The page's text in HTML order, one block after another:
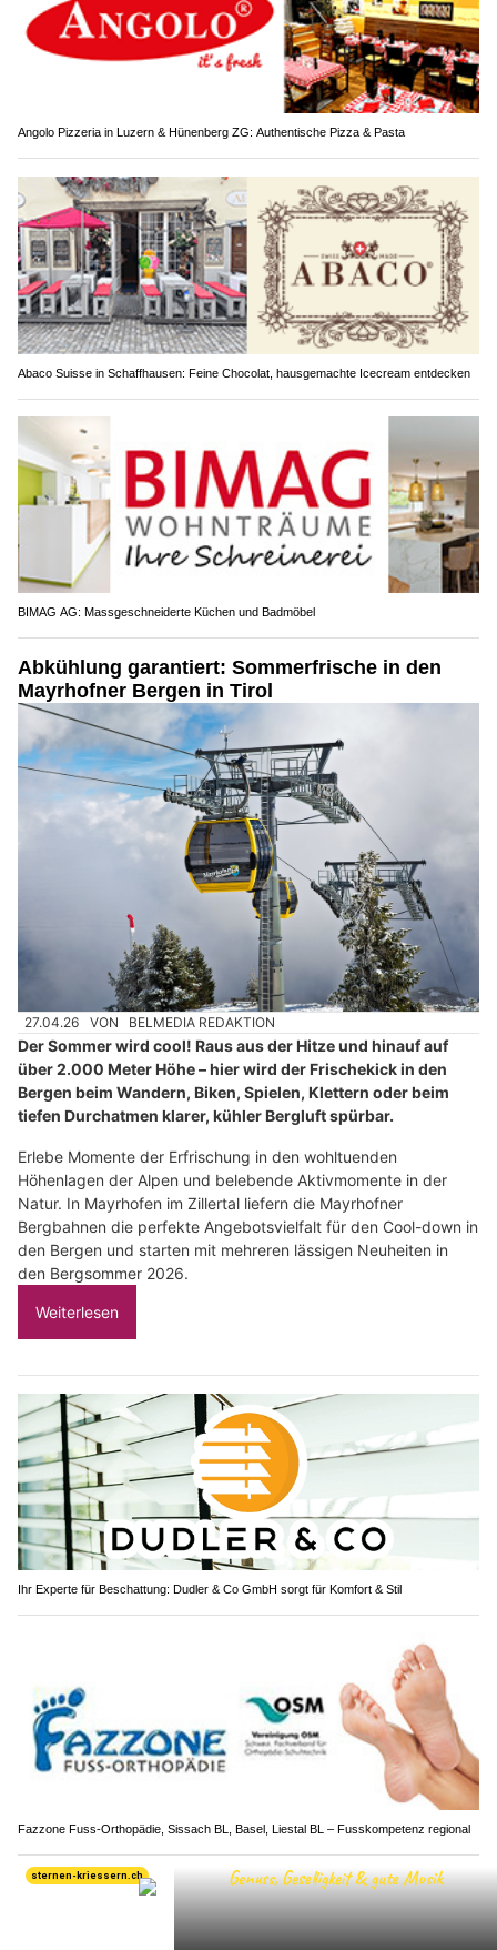
Angolo Pizzeria in Luzern & Hünenberg ZG: Authentische Pizza & Pasta
Abaco Suisse in Schaffhausen: Feine Chocolat, hausgemachte Icecream entdecken
BIMAG AG: Massgeschneiderte Küchen und Badmöbel
Abkühlung garantiert: Sommerfrische in den
Mayrhofner Bergen in Tirol
27.04.26 VON BELMEDIA REDAKTION
Der Sommer wird cool! Raus aus der Hitze und hinauf auf
über 2.000 Meter Höhe – hier wird der Frischekick in den
Bergen beim Wandern, Biken, Spielen, Klettern oder beim
tiefen Durchatmen klarer, kühler Bergluft spürbar.
Erlebe Momente der Erfrischung in den wohltuenden
Höhenlagen der Alpen und belebende Aktivmomente in der
Natur. In Mayrhofen im Zillertal liefern die Mayrhofner
Bergbahnen die perfekte Angebotsvielfalt für den Cool-down in
den Bergen und starten mit mehreren lässigen Neuheiten in
den Bergsommer 2026.
Weiterlesen
Ihr Experte für Beschattung: Dudler & Co GmbH sorgt für Komfort & Stil
Fazzone Fuss-Orthopädie, Sissach BL, Basel, Liestal BL – Fusskompetenz regional